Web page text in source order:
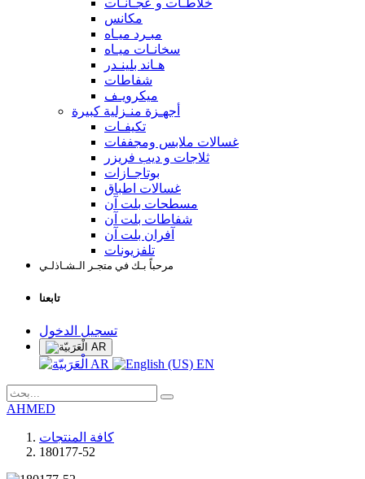
مكانس
مبـرد ميـاه
سخانـات ميـاه
هـاند بلينـدر
شفاطات
ميكرويـف
أجهـزة منـزلية كبيرة
تكيفـات
غسالات ملابس ومجففات
ثلاجات و ديب فريزر
بوتاجـازات
غسالات اطباق
مسطحات بلت آن
شفاطات بلت آن
آفران بلت آن
تلفزيونات
مرحباً بـك في متجـر الـشـاذلـي
تابعنا
تسجيل الدخول
AR
AR EN
AHMED
كافة المنتجات
180177-52